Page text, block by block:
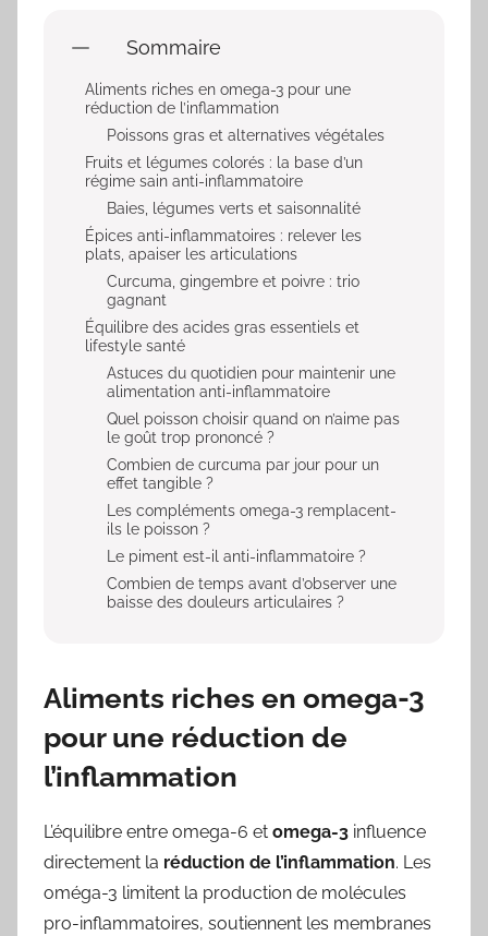
Sommaire
Aliments riches en omega-3 pour une
réduction de l’inflammation
Poissons gras et alternatives végétales
Fruits et légumes colorés : la base d’un
régime sain anti-inflammatoire
Baies, légumes verts et saisonnalité
Épices anti-inflammatoires : relever les
plats, apaiser les articulations
Curcuma, gingembre et poivre : trio
gagnant
Équilibre des acides gras essentiels et
lifestyle santé
Astuces du quotidien pour maintenir une
alimentation anti-inflammatoire
Quel poisson choisir quand on n’aime pas
le goût trop prononcé ?
Combien de curcuma par jour pour un
effet tangible ?
Les compléments omega-3 remplacent-
ils le poisson ?
Le piment est-il anti-inflammatoire ?
Combien de temps avant d’observer une
baisse des douleurs articulaires ?
Aliments riches en omega-3
pour une réduction de
l’inflammation
L’équilibre entre omega-6 et omega-3 influence
directement la réduction de l’inflammation. Les
oméga-3 limitent la production de molécules
pro-inflammatoires, soutiennent les membranes